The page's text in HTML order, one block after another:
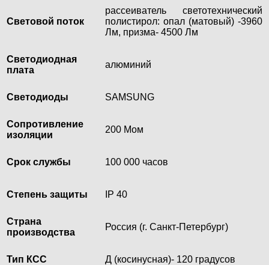
Световой поток
рассеиватель светотехнический
полистирол: опал (матовый) -3960
Лм, призма- 4500 Лм
Светодиодная
плата
алюминий
Светодиоды SAMSUNG
Сопротивление
изоляции
200 Мом
Срок службы 100 000 часов
Степень защиты IP 40
Страна
производства
Россия (г. Санкт-Петербург)
Тип КСС Д (косинусная)- 120 градусов